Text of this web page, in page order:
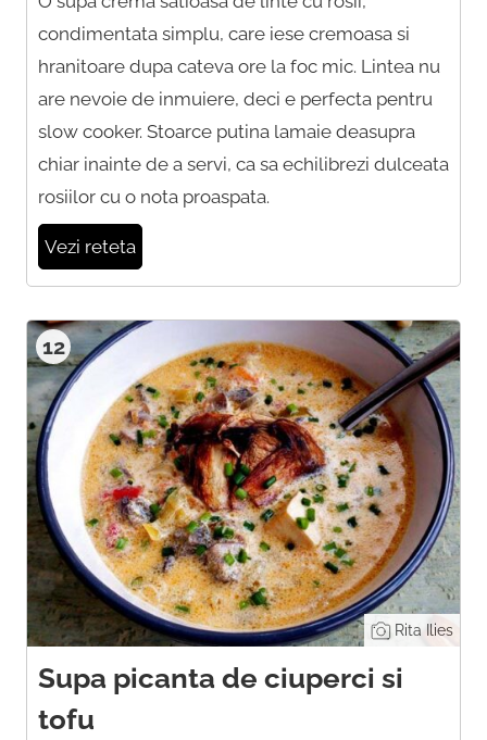
condimentata simplu, care iese cremoasa si
hranitoare dupa cateva ore la foc mic. Lintea nu
are nevoie de inmuiere, deci e perfecta pentru
slow cooker. Stoarce putina lamaie deasupra
chiar inainte de a servi, ca sa echilibrezi dulceata
rosiilor cu o nota proaspata.
Vezi reteta
12
Rita Ilies
Supa picanta de ciuperci si
tofu